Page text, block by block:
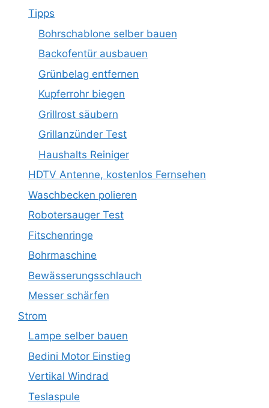
Tipps
Bohrschablone selber bauen
Backofentür ausbauen
Grünbelag entfernen
Kupferrohr biegen
Grillrost säubern
Grillanzünder Test
Haushalts Reiniger
HDTV Antenne, kostenlos Fernsehen
Waschbecken polieren
Robotersauger Test
Fitschenringe
Bohrmaschine
Bewässerungsschlauch
Messer schärfen
Strom
Lampe selber bauen
Bedini Motor Einstieg
Vertikal Windrad
Teslaspule